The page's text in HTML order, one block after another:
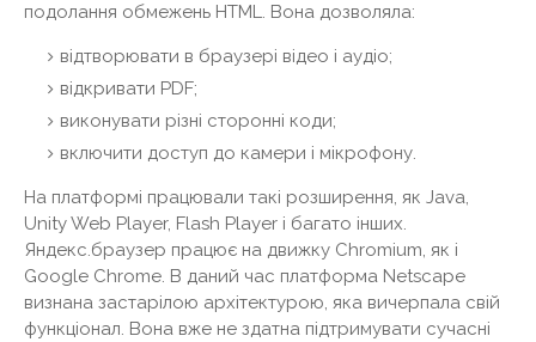
подолання обмежень HTML. Вона дозволяла:
відтворювати в браузері відео і аудіо;
відкривати PDF;
виконувати різні сторонні коди;
включити доступ до камери і мікрофону.
На платформі працювали такі розширення, як Java,
Unity Web Player, Flash Player і багато інших.
Яндекс.браузер працює на движку Chromium, як і
Google Chrome. В даний час платформа Netscape
визнана застарілою архітектурою, яка вичерпала свій
функціонал. Вона вже не здатна підтримувати сучасні